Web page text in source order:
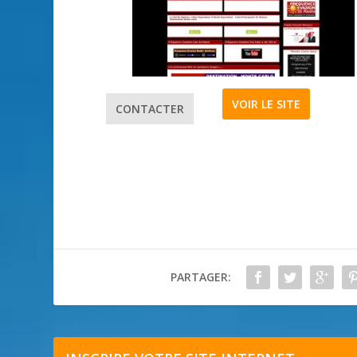
CONTACTER VOIR LE SITE
PARTAGER: